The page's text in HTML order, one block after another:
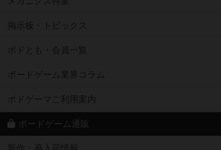
掲示板・トピックス
ボドとも・会員一覧
ボードゲーム業界コラム
ボドゲーマご利用案内
ボードゲーム通販